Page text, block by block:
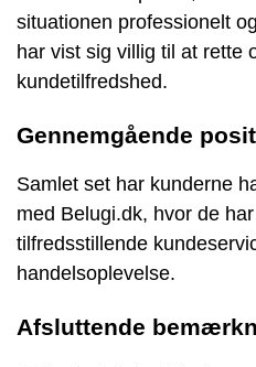
situationen professionelt
har vist sig villig til at rette
kundetilfredshed.
Gennemgående
Samlet set har kunderne
med Belugi.dk, hvor de
tilfredsstillende
handelsoplevelse.
Afsluttende